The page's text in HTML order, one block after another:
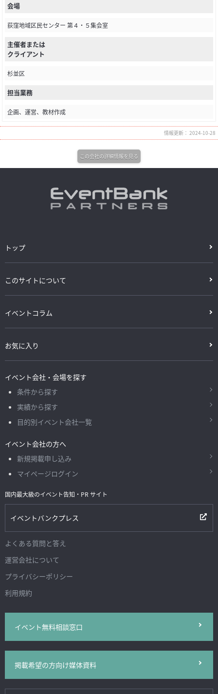
会場
荻窪地域区民センター 第４・５集会室
主催者または
クライアント
杉並区
担当業務
企画、運営、教材作成
情報更新： 2024-10-28
この会社の詳細情報を見る
トップ
このサイトについて
イベントコラム
お気に入り
イベント会社・会場を探す
条件から探す
実績から探す
目的別イベント会社一覧
イベント会社の方へ
新規掲載申し込み
マイページログイン
国内最大級のイベント告知・PR サイト
イベントバンクプレス
よくある質問と答え
運営会社について
プライバシーポリシー
利用規約
イベント無料相談窓口
掲載希望の方向け媒体資料